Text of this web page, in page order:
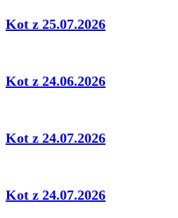
Kot z 25.07.2026
Kot z 24.06.2026
Kot z 24.07.2026
Kot z 24.07.2026